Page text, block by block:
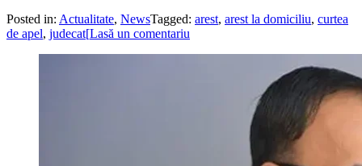
Posted in: Actualitate, NewsTagged: arest, arest la domiciliu, curtea
de apel, judecat[Lasă un comentariu